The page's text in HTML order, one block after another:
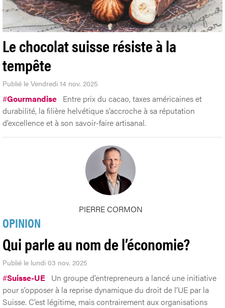
Le chocolat suisse résiste à la
tempête
Publié le Vendredi 14 nov. 2025
#Gourmandise Entre prix du cacao, taxes américaines et
durabilité, la filière helvétique s’accroche à sa réputation
d’excellence et à son savoir-faire artisanal.
PIERRE CORMON
OPINION
Qui parle au nom de l’économie?
Publié le lundi 03 nov. 2025
#Suisse-UE Un groupe d’entrepreneurs a lancé une initiative
pour s’opposer à la reprise dynamique du droit de l’UE par la
Suisse. C’est légitime, mais contrairement aux organisations